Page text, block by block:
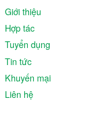
Giới thiệu
Hợp tác
Tuyển dụng
Tin tức
Khuyến mại
Liên hệ